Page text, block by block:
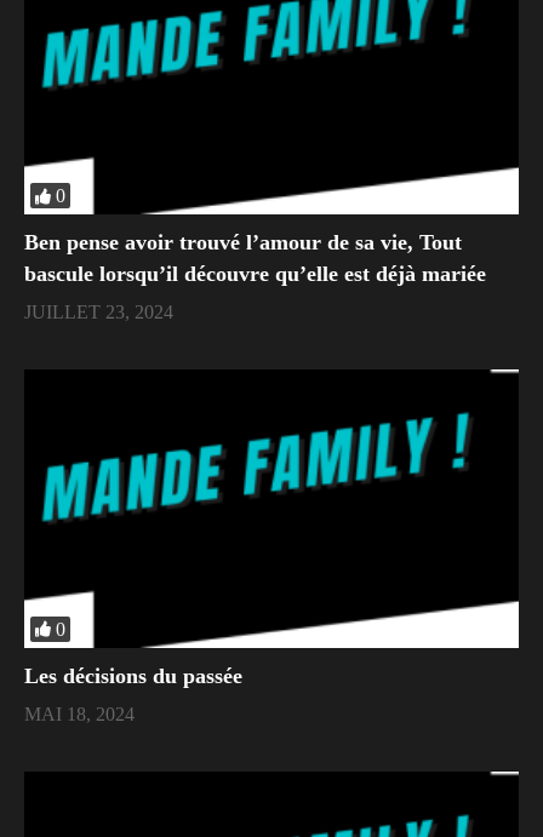
0
Ben pense avoir trouvé l’amour de sa vie, Tout
bascule lorsqu’il découvre qu’elle est déjà mariée
JUILLET 23, 2024
0
Les décisions du passée
MAI 18, 2024